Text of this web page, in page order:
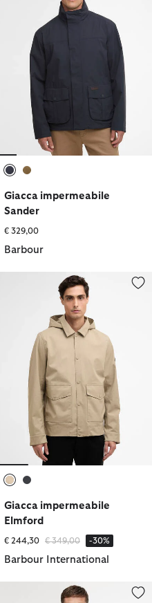
Giacca impermeabile
Sander
€ 329,00
Barbour
Giacca impermeabile Elmford
Giacca impermeabile
Elmford
€ 244,30 Prezzo ridotto da
€ 349,00a -30%
Barbour International
Impermeabile Modern Lorden